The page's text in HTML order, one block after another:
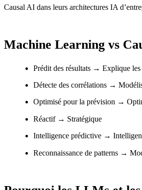
Causal AI dans leurs architectures IA
Machine Learning vs
Prédit des résultats → Explique les
Détecte des corrélations →
Optimisé pour la prévision →
Réactif → Stratégique
Intelligence prédictive →
Reconnaissance de patterns →